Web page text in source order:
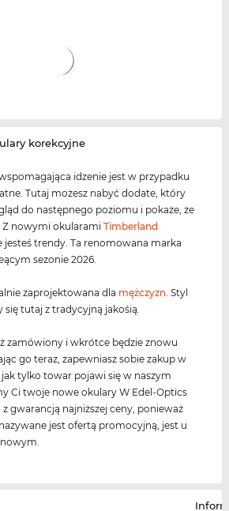
korekcyjne
idzenie jest w przypadku
Tutaj możesz nabyć dodate, który
do następnego poziomu i pokaże, że
Z nowymi okularamiTimberland
jesteś trendy. Ta renomowana marka
sezonie 2026.
zaprojektowana dla mężczyzn . Styl
się tutaj z tradycyjną jakośią.
zamówiony i wkrótce będzie znowu
go teraz, zapewniasz sobie zakup w
tylko towar pojawi się w naszym
Ci twoje nowe okulary W Edel-Optics
gwarancją najniższej ceny, ponieważ
jest ofertą promocyjną, jest u